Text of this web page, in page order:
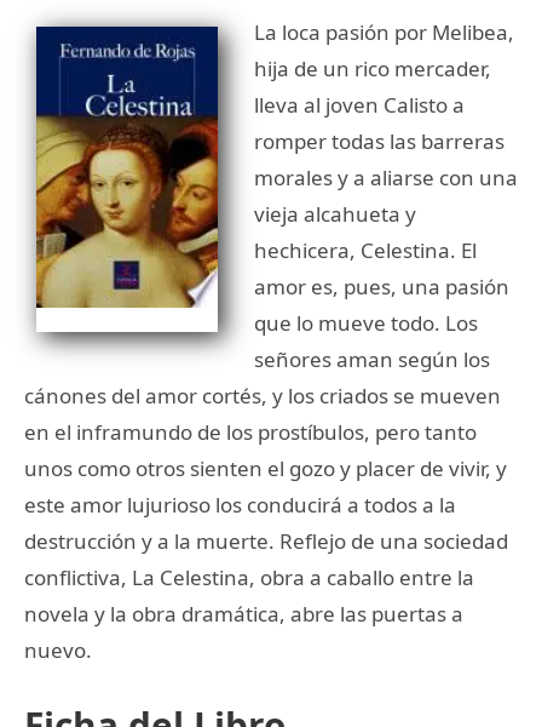
La loca pasión por Melibea,
hija de un rico mercader,
lleva al joven Calisto a
romper todas las barreras
morales y a aliarse con una
vieja alcahueta y
hechicera, Celestina. El
amor es, pues, una pasión
que lo mueve todo. Los
señores aman según los
cánones del amor cortés, y los criados se mueven
en el inframundo de los prostíbulos, pero tanto
unos como otros sienten el gozo y placer de vivir, y
este amor lujurioso los conducirá a todos a la
destrucción y a la muerte. Reflejo de una sociedad
conflictiva, La Celestina, obra a caballo entre la
novela y la obra dramática, abre las puertas a
nuevo.